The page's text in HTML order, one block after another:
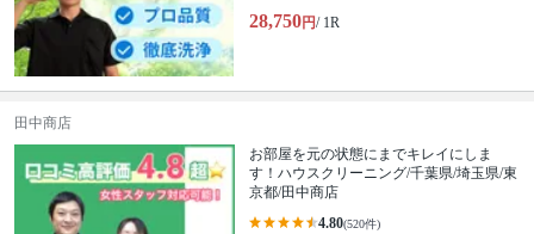
28,750円/ 1R
田中商店
お部屋を元の状態にまでキレイにしま
す！ハウスクリーニング/千葉県/埼玉県/東
京都/田中商店
4.80(520件)